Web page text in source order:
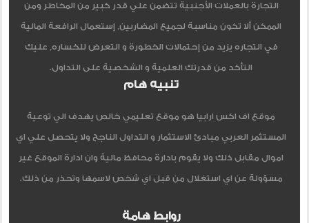
التجارة بالعملات الأجنبية تتضمن علي قدر كبير من المخاطر ومن
الممكن ألا تكون مناسبة لجميع المضاربين, إستعمال الرافعة المالية
في التجاره يزيد من إحتمالات الخطورة و التعرض للخساره, عليك
التأكد من قدرتك العلمية و الشخصية على التداول.
تنبيه هام
موقع اف اكس ارابيا هو موقع تعليمي خالص يهدف الي توعية
المستثمر العربي مبادئ الاستثمار و التداول الناجح ولا يتحصل علي اي
اموال مقابل ذلك ولا يقوم بادارة محافظ مالية وان ادارة الموقع غير
مسؤولة عن اي استغلال من قبل اي شخص لاسمها وتحذر من ذلك.
روابط هامة